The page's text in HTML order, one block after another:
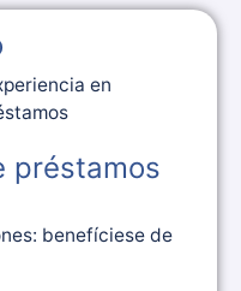
en
préstamos
benefíciese de